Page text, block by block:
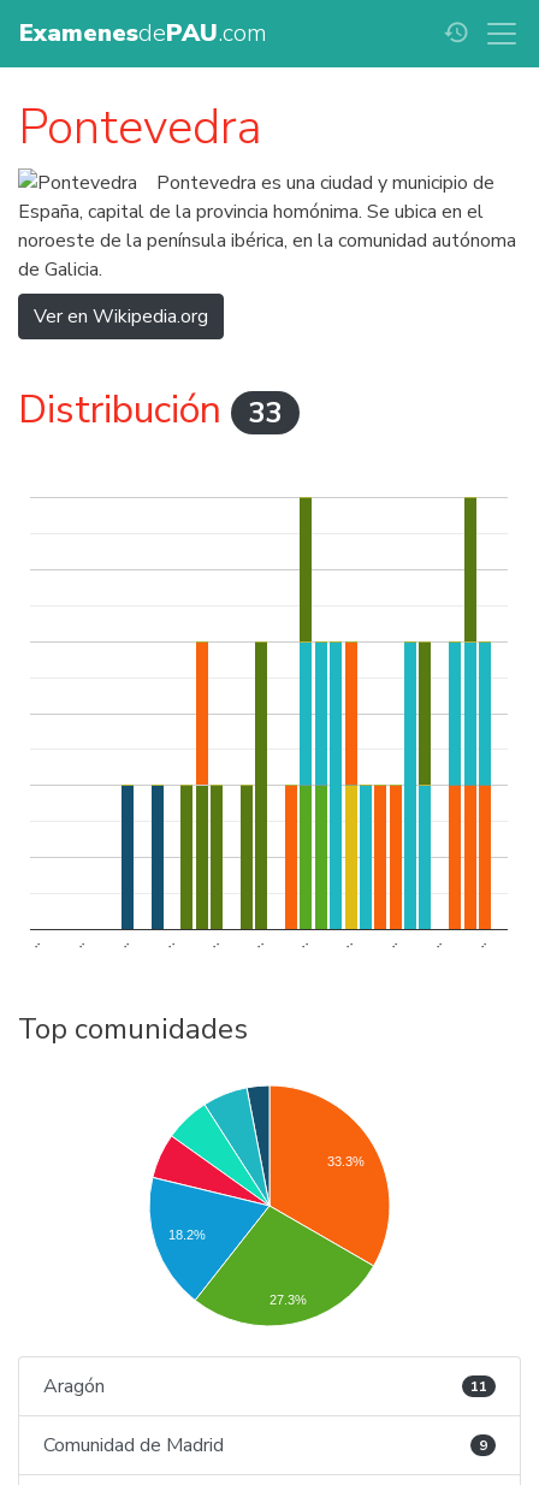
ExamenesdePAU.com history
Pontevedra
Pontevedra es una ciudad y municipio de
España, capital de la provincia homónima. Se ubica en el
noroeste de la península ibérica, en la comunidad autónoma
de Galicia.
Ver en Wikipedia.org
Distribución 33
.. .. .. .. .. .. .. .. .. .. ..
Top comunidades
33.3%
18.2%
27.3%
Aragón 11
Comunidad de Madrid 9